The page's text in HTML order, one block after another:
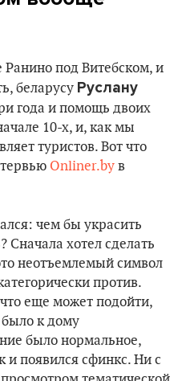
под Витебском, и
беларусу Руслану
года и помощь двоих
10-х, и, как мы
туристов. Вот что
Оnliner.by в
чем бы украсить
Сначала хотел сделать
неотъемлемый символ
против.
еще может подойти,
к дому
было нормальное,
и появился сфинкс. Ни с